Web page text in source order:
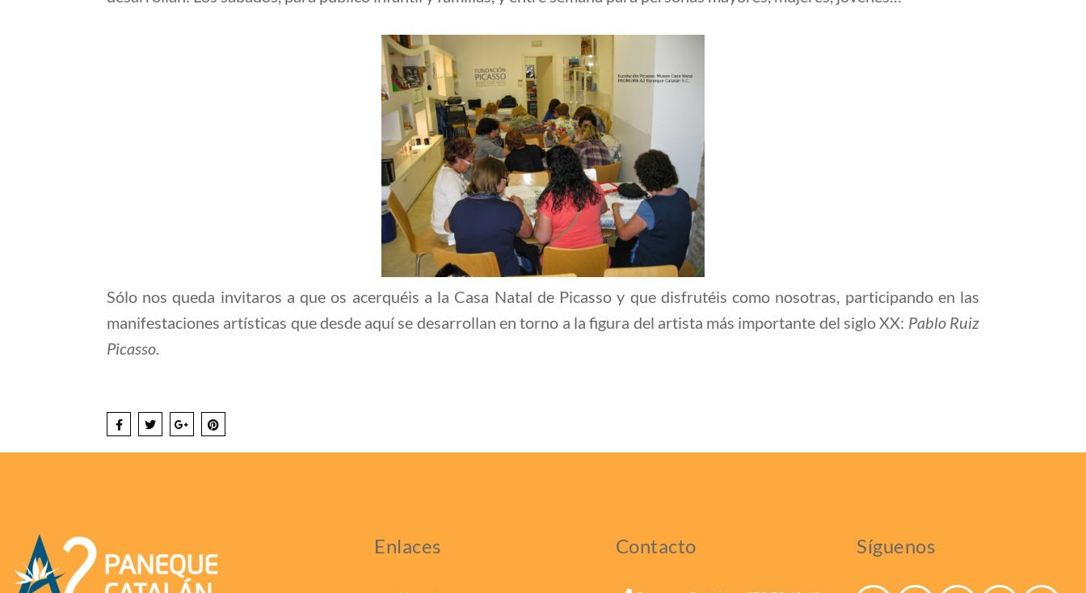
Sólo nos queda invitaros a que os acerquéis a la Casa Natal de Picasso y que disfrutéis como nosotras, participando en las
manifestaciones artísticas que desde aquí se desarrollan en torno a la figura del artista más importante del siglo XX: Pablo Ruiz
Picasso
Enlaces Contacto Síguenos